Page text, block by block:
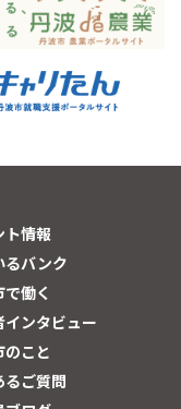
ト情報
るバンク
で働く
インタビュー
のこと
るご質問